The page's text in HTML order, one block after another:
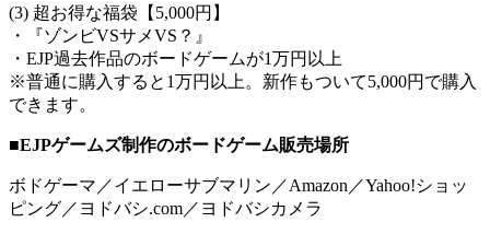
(3) 超お得な福袋【5,000円】
・『ゾンビVSサメVS？』
・EJP過去作品のボードゲームが1万円以上
※普通に購入すると1万円以上。新作もついて5,000円で購入
できます。
■EJPゲームズ制作のボードゲーム販売場所
ボドゲーマ／イエローサブマリン／Amazon／Yahoo!ショッ
ピング／ヨドバシ.com／ヨドバシカメラ